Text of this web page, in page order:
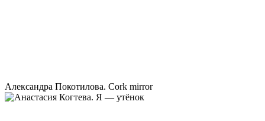
Александра Покотилова. Cork mirror